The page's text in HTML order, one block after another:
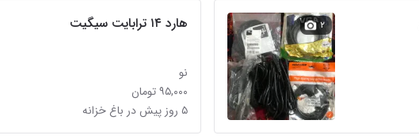
۲ هارد ۱۴ ترابایت سیگیت
نو
۹۵,۰۰۰ تومان
۵ روز پیش در باغ خزانه